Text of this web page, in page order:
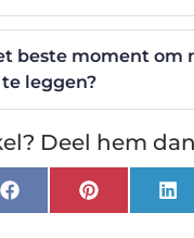
beste moment om
leggen?
Deel hem
FacebookPinterest